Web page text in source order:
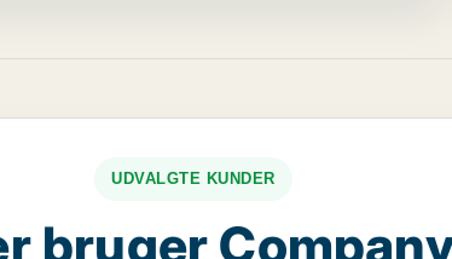
UDVALGTE KUNDER
bruger